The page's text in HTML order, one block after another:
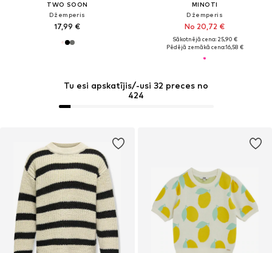
TWO SOON
Džemperis
17,99 €
MINOTI
Džemperis
No 20,72 €
Sākotnējā cena: 25,90 €
Pēdējā zemākā cena:16,58 €
Tu esi apskatījis/-usi 32 preces no
424